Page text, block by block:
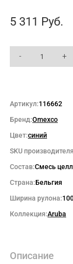
5 311 Руб.
- +
Артикул:116662
Бренд:Omexco
Цвет:синий
SKU
Состав:Смесь
Страна:Бельгия
Ширина рулона:
Коллекция:Aruba
Описание